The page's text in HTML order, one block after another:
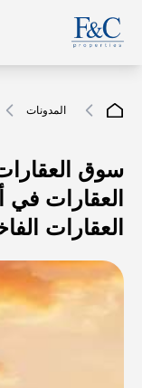
المدونات
سوق
العقارات
العقارات